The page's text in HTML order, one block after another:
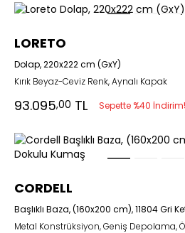
LORETO
Dolap, 220x222 cm (GxY)
Kırık Beyaz-Ceviz Renk, Aynalı Kapak
93.095,00 TL Sepette %40 İndirim
CORDELL
Başlıklı Baza, (160x200 cm), 11804 Gri